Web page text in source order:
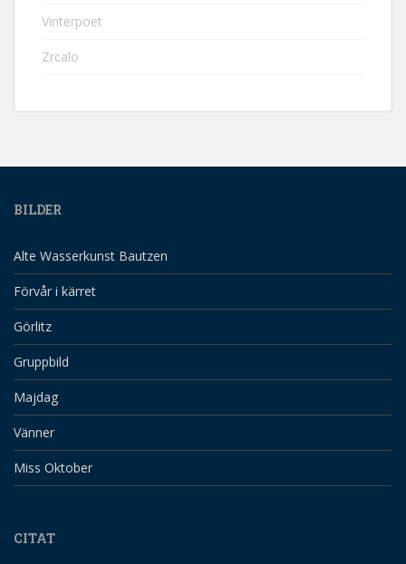
Vinterpoet
Zrcalo
BILDER
Alte Wasserkunst Bautzen
Förvår i kärret
Görlitz
Gruppbild
Majdag
Vänner
Miss Oktober
CITAT